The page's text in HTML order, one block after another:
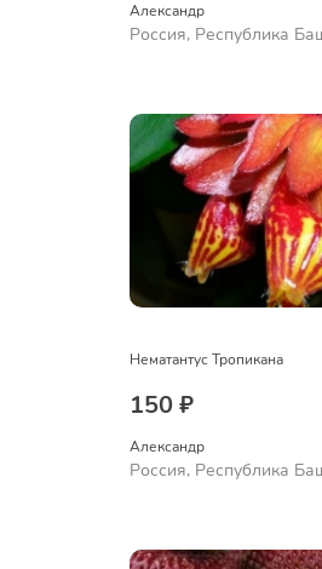
Александр
Россия, Республика
Нематантус Тропикана
150 ₽
Александр
Россия, Республика